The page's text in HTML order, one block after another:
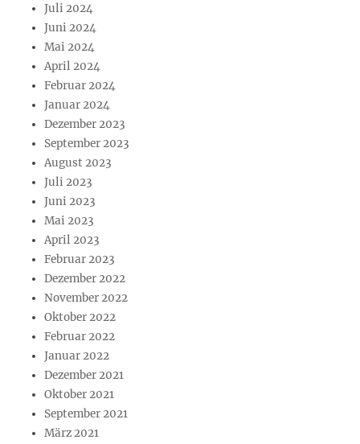
Juli 2024
Juni 2024
Mai 2024
April 2024
Februar 2024
Januar 2024
Dezember 2023
September 2023
August 2023
Juli 2023
Juni 2023
Mai 2023
April 2023
Februar 2023
Dezember 2022
November 2022
Oktober 2022
Februar 2022
Januar 2022
Dezember 2021
Oktober 2021
September 2021
März 2021